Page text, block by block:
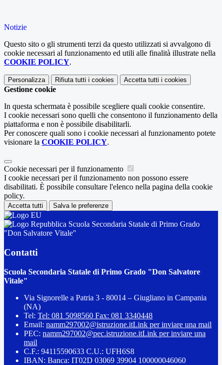
Notizie
Questo sito o gli strumenti terzi da questo utilizzati si avvalgono di
cookie necessari al funzionamento ed utili alle finalità illustrate nella
COOKIE POLICY.
Personalizza Rifiuta tutti i cookies Accetta tutti i cookies
Gestione cookie
In questa schermata è possibile scegliere quali cookie consentire.
I cookie necessari sono quelli che consentono il funzionamento della
piattaforma e non è possibile disabilitarli.
Per conoscere quali sono i cookie necessari al funzionamento potete
visionare la COOKIE POLICY.
Cookie necessari per il funzionamento
I cookie necessari per il funzionamento non possono essere
disabilitati. È possibile consultare l'elenco nella pagina della cookie
policy.
Accetta tutti Salva le preferenze
Scuola Secondaria Statale di Primo Grado
"Don Salvatore Vitale"
Contatti
Scuola Secondaria Statale di Primo Grado "Don Salvatore
Vitale"
Via Signorelle a Patria 3 - 80014 – Giugliano in Campania
(NA)
Tel: Tel: 081 5098560 Fax: 081 3340448
Email: namm297002@istruzione.itLink per inviare una mail
PEC: namm297002@pec.istruzione.itLink per inviare una
mail
C.F.: 94115590633 C.U.: UFH6S8
IBAN: Banca: IT02D 03069 39904 100000046060